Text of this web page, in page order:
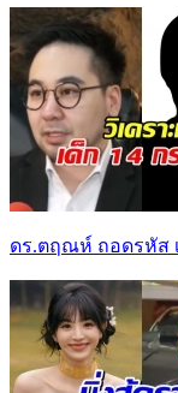
ดร.ตฤณห์ ถอดรหัส